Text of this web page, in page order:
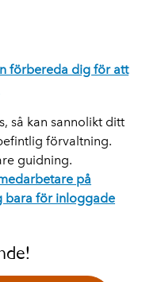
förbereda dig för att
så kan sannolikt ditt
förvaltning.
guidning.
på
bara för inloggade